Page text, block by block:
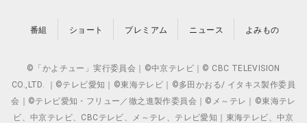
番組 ショート プレミアム ニュース よみもの
©「かよチュー」実行委員会｜©中京テレビ｜© CBC TELEVISION
CO.,LTD. ｜©テレビ愛知｜©東海テレビ｜©多田かおる/ イタキス製作委員
会｜©テレビ愛知・フリュー／徹之進製作委員会｜©メ～テレ｜©東海テレ
ビ、中京テレビ、CBCテレビ、メ～テレ、テレビ愛知｜東海テレビ、中京